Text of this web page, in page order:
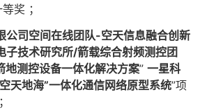
奖 ；
公司空间在线团队-空天信息融合创新
子技术研究所/箭载综合射频测控团
地测控设备一体化解决方案” 一星科
天地海”一体化通信网络原型系统”项